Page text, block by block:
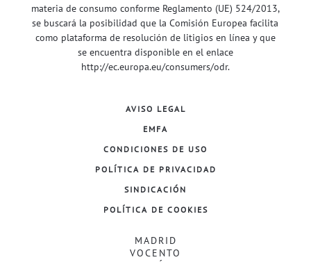
materia de consumo conforme Reglamento (UE) 524/2013,
se buscará la posibilidad que la Comisión Europea facilita
como plataforma de resolución de litigios en línea y que
se encuentra disponible en el enlace
http://ec.europa.eu/consumers/odr.
AVISO LEGAL
EMFA
CONDICIONES DE USO
POLÍTICA DE PRIVACIDAD
SINDICACIÓN
POLÍTICA DE COOKIES
MADRID
VOCENTO